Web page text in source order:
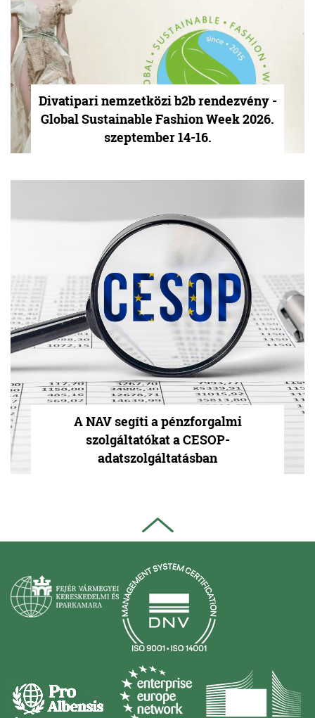
Divatipari nemzetközi b2b rendezvény -
Global Sustainable Fashion Week 2026.
szeptember 14-16.
A NAV segíti a pénzforgalmi
szolgáltatókat a CESOP-
adatszolgáltatásban